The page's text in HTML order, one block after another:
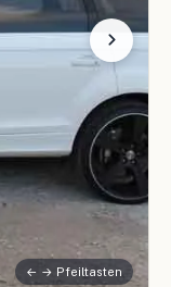
← → Pfeiltasten